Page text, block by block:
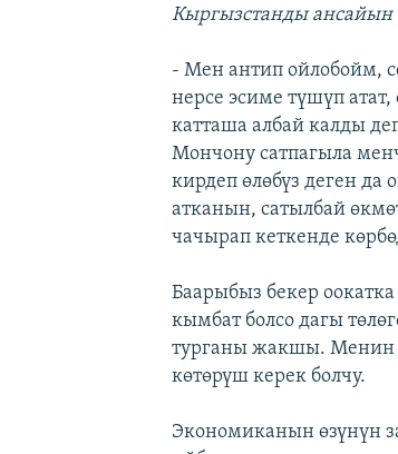
Кыргызстанды ансайын
- Мен антип ойлобойм,
нерсе эсиме түшүп
катташа албай калды
Мончону сатпагыла
кирдеп өлөбүз деген
атканын, сатылбай
чачырап кеткенде
Баарыбыз бекер
кымбат болсо дагы
турганы жакшы. Менин
көтөрүш керек болчу.
Экономиканын өзүнүн